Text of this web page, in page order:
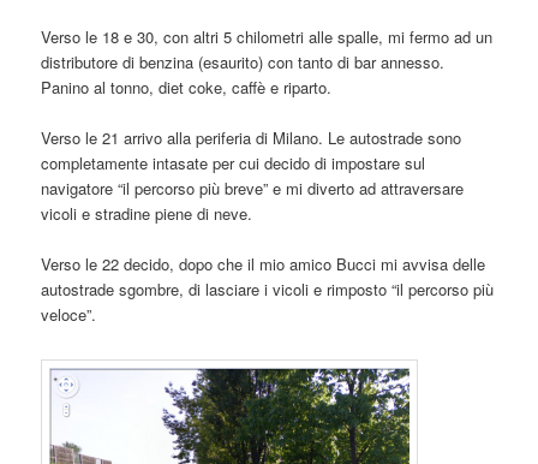
Verso le 18 e 30, con altri 5 chilometri alle spalle, mi fermo ad un
distributore di benzina (esaurito) con tanto di bar annesso.
Panino al tonno, diet coke, caffè e riparto.
Verso le 21 arrivo alla periferia di Milano. Le autostrade sono
completamente intasate per cui decido di impostare sul
navigatore “il percorso più breve” e mi diverto ad attraversare
vicoli e stradine piene di neve.
Verso le 22 decido, dopo che il mio amico Bucci mi avvisa delle
autostrade sgombre, di lasciare i vicoli e rimposto “il percorso più
veloce”.